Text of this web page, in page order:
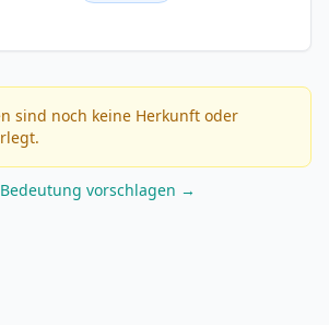
sind noch keine Herkunft oder
vorschlagen →